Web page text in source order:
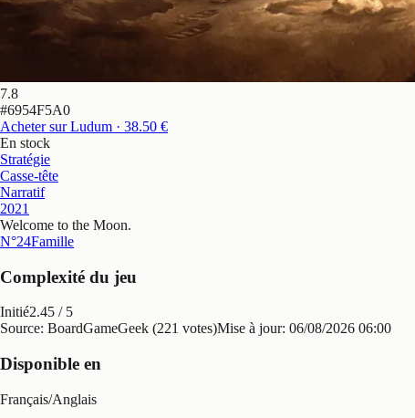
7.8
#6954F5A0
Acheter sur Ludum · 38.50 €
En stock
Stratégie
Casse-tête
Narratif
2021
Welcome to the Moon.
N°24Famille
Complexité du jeu
Initié2.45 / 5
Source: BoardGameGeek (221 votes)Mise à jour: 06/08/2026 06:00
Disponible en
Français/Anglais